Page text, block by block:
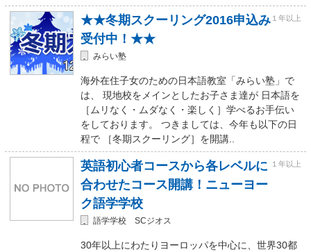
★★冬期スクーリング2016申込み
受付中！★★
１年以上
みらい塾
海外在住子女のための日本語教室「みらい塾」で
は、 現地校をメインとしたお子さま達が 日本語を
［ムリなく・ムダなく・楽しく］学べるお手伝い
をしております。 つきましては、今年も以下の日
程で ［冬期スクーリング］を開講..
英語初心者コースから各レベルに
合わせたコース開講！ニューヨー
ク語学学校
１年以上
語学学校 SCジオス
30年以上にわたりヨーロッパを中心に、世界30都